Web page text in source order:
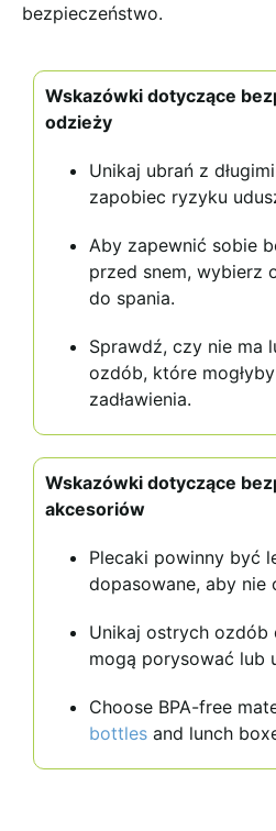
bezpieczeństwo.
Wskazówki dotyczące
odzieży
Unikaj ubrań z
zapobiec ryzyku
Aby zapewnić sobie
przed snem, wybierz
do spania.
Sprawdź, czy nie ma
ozdób, które
zadławienia.
Wskazówki dotyczące
akcesoriów
Plecaki powinny być
dopasowane, aby nie
Unikaj ostrych ozdób
mogą porysować lub
Choose BPA-free
bottles and lunch